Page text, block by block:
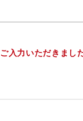
ご入力いただきまし